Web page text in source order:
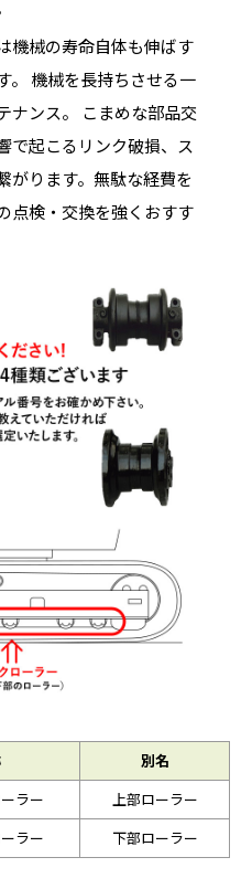
機械の寿命自体も伸ばす
。 機械を長持ちさせる一
ナンス。 こまめな部品交
で起こるリンク破損、ス
がります。無駄な経費を
点検・交換を強くおすす
別名
ラー
上部ローラー
ラー 下部ローラー